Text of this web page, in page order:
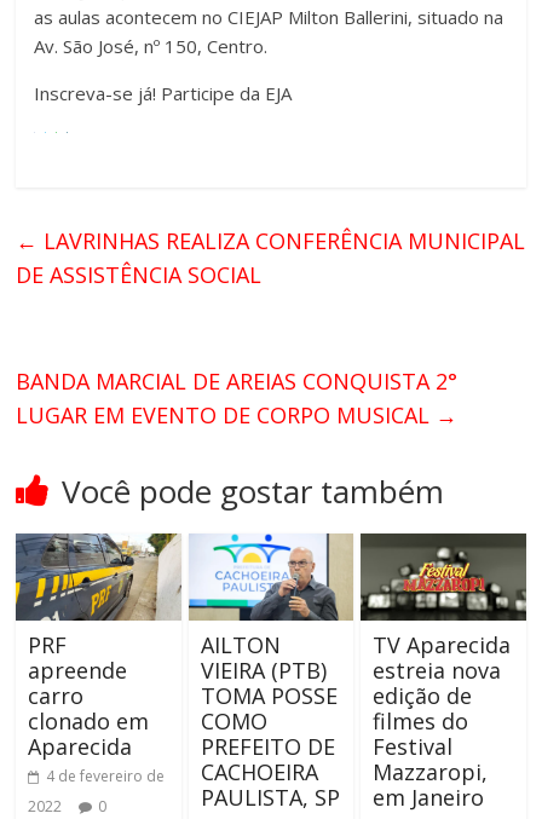
as aulas acontecem no CIEJAP Milton Ballerini, situado na
Av. São José, nº 150, Centro.
Inscreva-se já! Participe da EJA
← LAVRINHAS REALIZA CONFERÊNCIA MUNICIPAL
DE ASSISTÊNCIA SOCIAL
BANDA MARCIAL DE AREIAS CONQUISTA 2°
LUGAR EM EVENTO DE CORPO MUSICAL →
Você pode gostar também
PRF
apreende
carro
clonado em
Aparecida
4 de fevereiro de
2022
0
AILTON
VIEIRA (PTB)
TOMA POSSE
COMO
PREFEITO DE
CACHOEIRA
PAULISTA, SP
TV Aparecida
estreia nova
edição de
filmes do
Festival
Mazzaropi,
em Janeiro